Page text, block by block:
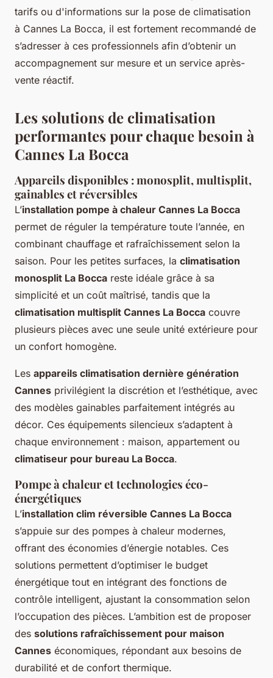
tarifs ou d'informations sur la pose de climatisation
à Cannes La Bocca, il est fortement recommandé de
s’adresser à ces professionnels afin d’obtenir un
accompagnement sur mesure et un service après-
vente réactif.
Les solutions de climatisation
performantes pour chaque besoin à
Cannes La Bocca
Appareils disponibles : monosplit, multisplit,
gainables et réversibles
L’installation pompe à chaleur Cannes La Bocca
permet de réguler la température toute l’année, en
combinant chauffage et rafraîchissement selon la
saison. Pour les petites surfaces, la climatisation
monosplit La Bocca reste idéale grâce à sa
simplicité et un coût maîtrisé, tandis que la
climatisation multisplit Cannes La Bocca couvre
plusieurs pièces avec une seule unité extérieure pour
un confort homogène.
Les appareils climatisation dernière génération
Cannes privilégient la discrétion et l’esthétique, avec
des modèles gainables parfaitement intégrés au
décor. Ces équipements silencieux s’adaptent à
chaque environnement : maison, appartement ou
climatiseur pour bureau La Bocca.
Pompe à chaleur et technologies éco-
énergétiques
L’installation clim réversible Cannes La Bocca
s’appuie sur des pompes à chaleur modernes,
offrant des économies d’énergie notables. Ces
solutions permettent d’optimiser le budget
énergétique tout en intégrant des fonctions de
contrôle intelligent, ajustant la consommation selon
l’occupation des pièces. L’ambition est de proposer
des solutions rafraîchissement pour maison
Cannes économiques, répondant aux besoins de
durabilité et de confort thermique.